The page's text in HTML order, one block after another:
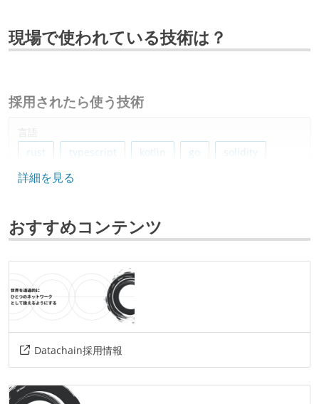
現場で使われている技術は？
採用されたら使う技術
言語
rust
typescript kotlin go solidity
フレームワーク
データベース
postgresql
情報共有ツール
その他
chakra-ui
grafana
opentelemetry
argo-workflows
詳細を見る
おすすめコンテンツ
Datachain採用情報